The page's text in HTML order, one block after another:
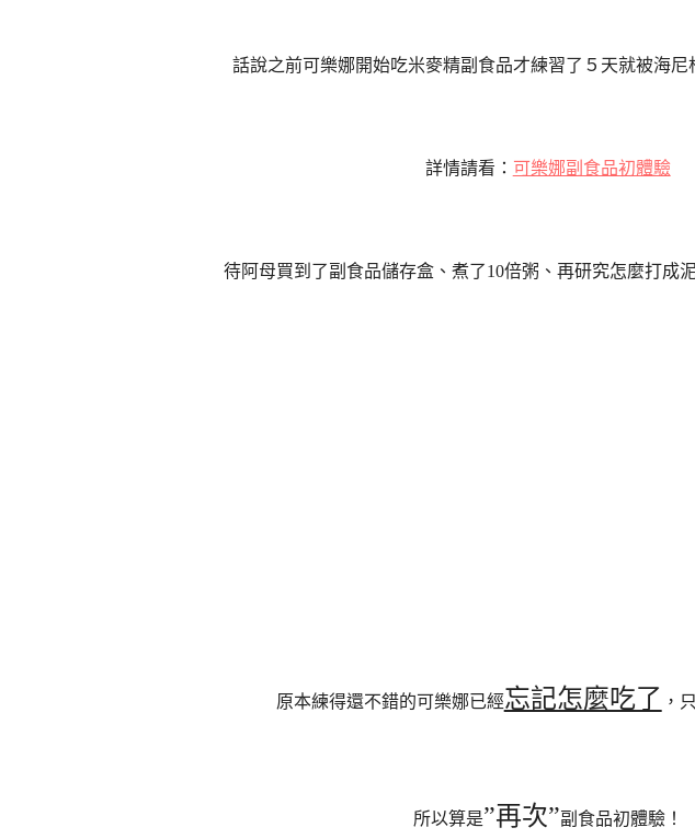
話說之前可樂娜開始吃米麥精副食品才練習了５天就被海尼
詳情請看： 可樂娜副食品初體驗
待阿母買到了副食品儲存盒、煮了10倍粥、再研究怎麼打成
原本練得還不錯的可樂娜已經忘記怎麼吃了 ，
所以算是”再次”副食品初體驗！